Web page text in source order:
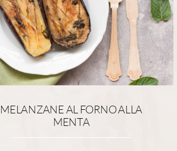
MELANZANE AL FORNO ALLA
MENTA